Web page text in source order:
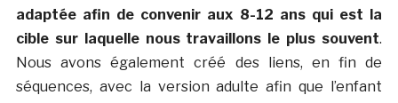
adaptée afin de convenir aux 8-12 ans qui est la
cible sur laquelle nous travaillons le plus souvent.
Nous avons également créé des liens, en fin de
séquences, avec la version adulte afin que l’enfant